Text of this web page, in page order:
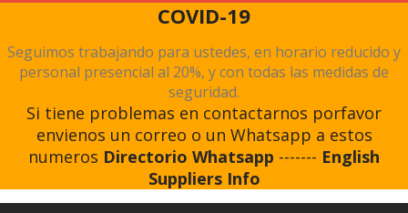
COVID-19
Seguimos trabajando para ustedes, en horario reducido y
personal presencial al 20%, y con todas las medidas de
seguridad.
Si tiene problemas en contactarnos porfavor
envienos un correo o un Whatsapp a estos
numeros Directorio Whatsapp ------- English
Suppliers Info